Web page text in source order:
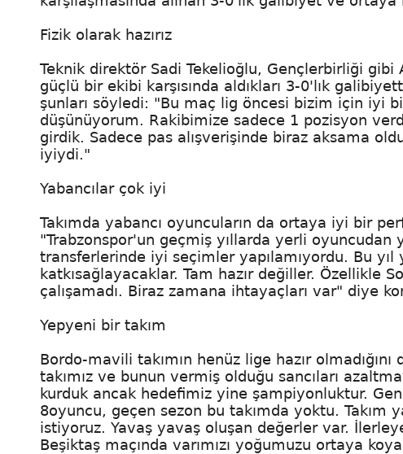
Fizik olarak hazırız
Teknik direktör Sadi Tekelioğlu, Gençlerbirliği
güçlü bir ekibi karşısında aldıkları 3-0'lık
şunları söyledi: "Bu maç lig öncesi bizim için iyi
düşünüyorum. Rakibimize sadece 1 pozisyon
girdik. Sadece pas alışverişinde biraz aksama
iyiydi."
Yabancılar çok iyi
Takımda yabancı oyuncuların da ortaya iyi bir
"Trabzonspor'un geçmiş yıllarda yerli oyuncudan
transferlerinde iyi seçimler yapılamıyordu. Bu
katkısağlayacaklar. Tam hazır değiller. Özellikle
çalışamadı. Biraz zamana ihtayaçları var" diye
Yepyeni bir takım
Bordo-mavili takımın henüz lige hazır
takımız ve bunun vermiş olduğu sancıları
kurduk ancak hedefimiz yine şampiyonluktur.
8oyuncu, geçen sezon bu takımda yoktu.
istiyoruz. Yavaş yavaş oluşan değerler var.
Beşiktaş maçında varımızı yoğumuzu ortaya